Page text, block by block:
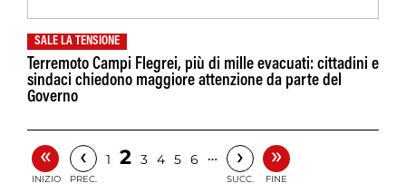
SALE LA TENSIONE
Terremoto Campi Flegrei, più di mille evacuati: cittadini e
sindaci chiedono maggiore attenzione da parte del
Governo
«
INIZIO
‹
PREC.
1 2 3 4 5 6 … ›
SUCC.
»
FINE